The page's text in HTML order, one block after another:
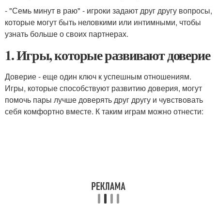
- "Семь минут в раю" - игроки задают друг другу вопросы,
которые могут быть неловкими или интимными, чтобы
узнать больше о своих партнерах.
1. Игры, которые развивают доверие
Доверие - еще один ключ к успешным отношениям.
Игры, которые способствуют развитию доверия, могут
помочь пары лучше доверять друг другу и чувствовать
себя комфортно вместе. К таким играм можно отнести: